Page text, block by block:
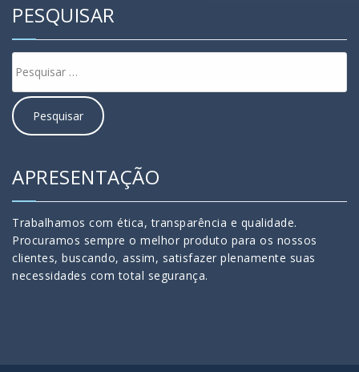
PESQUISAR
APRESENTAÇÃO
Trabalhamos com ética, transparência e qualidade.
Procuramos sempre o melhor produto para os nossos
clientes, buscando, assim, satisfazer plenamente suas
necessidades com total segurança.